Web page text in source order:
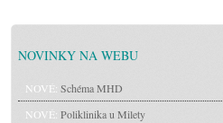
NOVINKY NA WEBU
NOVÉ: Schéma MHD
NOVÉ: Poliklinika u Milety